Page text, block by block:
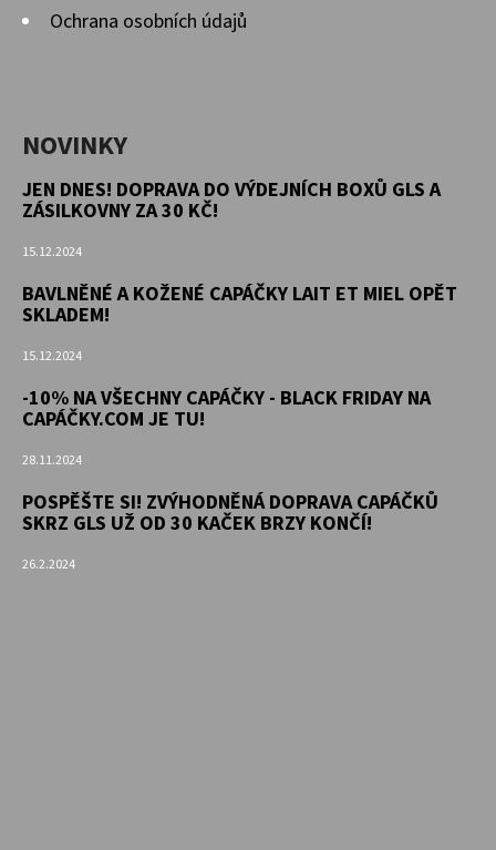
Ochrana osobních údajů
NOVINKY
JEN DNES! DOPRAVA DO VÝDEJNÍCH BOXŮ GLS A
ZÁSILKOVNY ZA 30 KČ!
15.12.2024
BAVLNĚNÉ A KOŽENÉ CAPÁČKY LAIT ET MIEL OPĚT
SKLADEM!
15.12.2024
-10% NA VŠECHNY CAPÁČKY - BLACK FRIDAY NA
CAPÁČKY.COM JE TU!
28.11.2024
POSPĚŠTE SI! ZVÝHODNĚNÁ DOPRAVA CAPÁČKŮ
SKRZ GLS UŽ OD 30 KAČEK BRZY KONČÍ!
26.2.2024